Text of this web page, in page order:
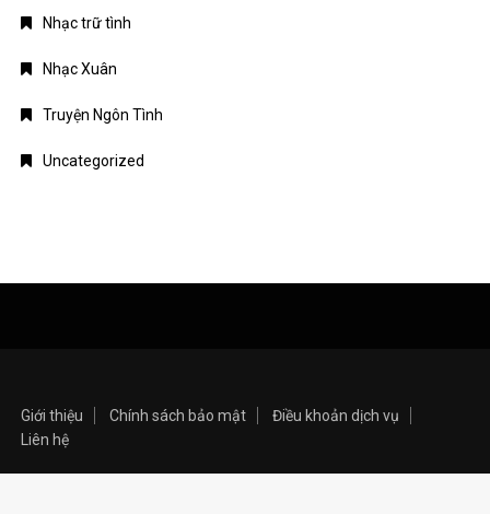
Nhạc trữ tình
Nhạc Xuân
Truyện Ngôn Tình
Uncategorized
Giới thiệu Chính sách bảo mật
Điều khoản dịch vụ
Liên hệ